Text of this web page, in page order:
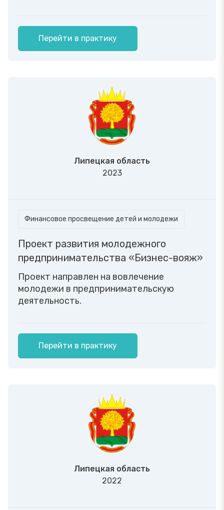
Перейти в практику
Липецкая область
2023
Финансовое просвещение детей и молодежи
Проект развития молодежного
предпринимательства «Бизнес-вояж»
Проект направлен на вовлечение
молодежи в предпринимательскую
деятельность.
Перейти в практику
Липецкая область
2022